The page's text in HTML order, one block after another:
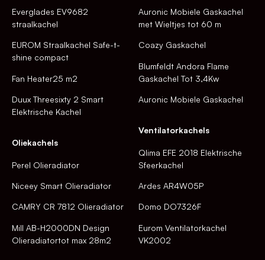
Everglades EV9682
straalkachel
EUROM Straalkachel Safe-t-
shine compact
Fan Heater25 m2
Duux Threesixty 2 Smart
Elektrische Kachel
Oliekachels
Perel Olieradiator
Niceey Smart Olieradiator
CAMRY CR 7812 Olieradiator
Mill AB-H2000DN Design
Olieradiatortot max 28m2
Auronic Mobiele Gaskachel
met Wieltjes tot 60 m
Coazy Gaskachel
Blumfeldt Andora Flame
Gaskachel Tot 3,4Kw
Auronic Mobiele Gaskachel
Ventilatorkachels
Qlima EFE 2018 Elektrische
Sfeerkachel
Ardes AR4W05P
Domo DO7326F
Eurom Ventilatorkachel
VK2002